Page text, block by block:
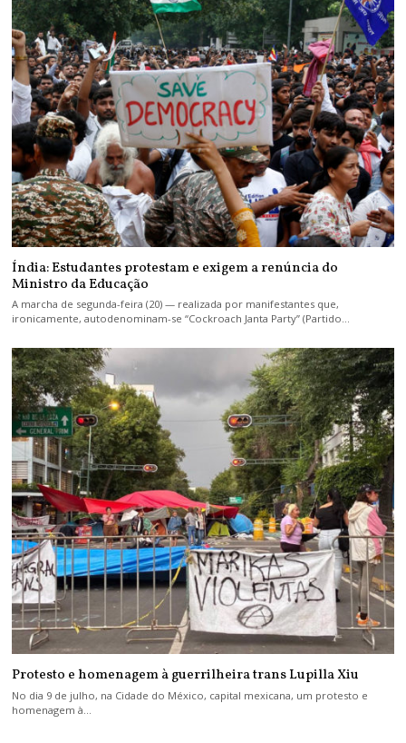
Índia: Estudantes protestam e exigem a renúncia do
Ministro da Educação
A marcha de segunda-feira (20) — realizada por manifestantes que,
ironicamente, autodenominam-se “Cockroach Janta Party” (Partido…
Protesto e homenagem à guerrilheira trans Lupilla Xiu
No dia 9 de julho, na Cidade do México, capital mexicana, um protesto e
homenagem à…